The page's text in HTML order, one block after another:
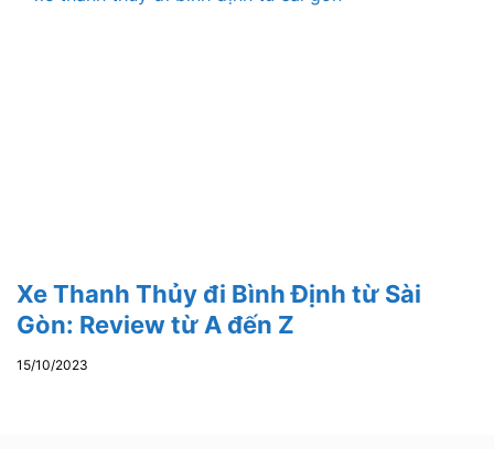
Xe Thanh Thủy đi Bình Định từ Sài
Gòn: Review từ A đến Z
15/10/2023